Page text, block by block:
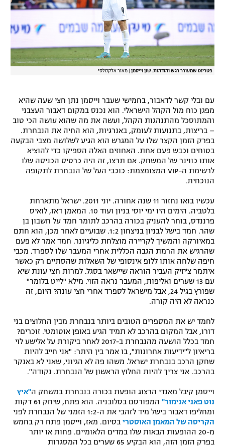
פטריוט שמעורר רגש והזדהות. שון וייסמן מאור אלקסלסי
עם ובלי קשר לדאבור, בחמישי שעבר וייסמן נתן חצי שעה שהיא
מפגן כוח מול הקהל הישראלי. הוא נכנס במקום דאבור העצבני
והמתוסכל מהתנהגות הקהל, ועשה את מה שהוא עושה הכי טוב
– בריצות, בתנועות לעומק, באנרגיות, הוא החיה את הנבחרת.
בפרק הזמן הקצר שלו על המגרש הוא הגיע לשלושה מצבי הבקעה
בטוחים וכבש פעם אחת. האחוזים האלה הספיקו כדי להוציא
אותו כווינר של המשחק. אם תרצו, זה היה כרטיס הכניסה שלו
לרשימת ה-VIP המצומצמת: כוכבי העל של הנבחרת לתקופה
הנוכחית.
עכשיו בואו נחזור 11 שנה אחורה. יוני 2011. ישראל מתארחת
בלטביה. הימים היו ימי יוסי בניון ועוד 10. המאמן דאז, לואיס
פרננדס, בוחר להעניק בכורה בהרכב לתומר חמד על חשבון בן
שהר. חמד בישל לבניון בניצחון 1:2. שבועיים לאחר מכן, הוא חתם
במאיורקה והמשיך לקריירה מוצלחת כליגיונר. חמד אמר לא פעם
שהרגיש את הרמת הגבה הכללית אחרי המעבר שלו לספרד. מכבי
חיפה שלחה אותו ללופ אינסופי של השאלות שהסתיים רק כאשר
איתמר צ'יזיק העביר הוראה שיישאר בסגל. למרות חצי עונת שיא
עם 13 שערים ואליפות, המעבר נראה הזוי. מילא "לייט בלומר"
שפורץ בגיל 24, אבל מישראל לספרד אחרי חצי עונה? היום, זה
כנראה לא היה קורה.
לחמד יש את המספרים הטובים ביותר בנבחרת מבין החלוצים בני
דורו, אבל המקום בהרכב לא תמיד הגיע באופן אוטומטי. זוכרים?
חמד בכלל הושעה מהנבחרת ב-2017 לאחר ביקורת על אלישע לוי
בריאיון ל"ידיעות אחרונות", בו אמר בין היתר: "אני חייב להיות
שחקן הרכב בנבחרת ישראל. משהו פה לא הגיוני, שאני לא באנקר
בהרכב. אני צריך להיות החלוץ הראשון של הנבחרת. נקודה".
וייסמן קיבל מאנדי הרצוג הופעת בכורה בנבחרת במשחק ה"איץ
נוט פאני אנימור"
המפורסם בסלובניה. הוא פתח, שיחק 61 דקות
ומחליפו דאבור בישל מיד לזהבי את ה-1:2 הזמני של הנבחרת לפני
הקריסה של המאמן האוסטרי בסיום. מאז, וייסמן פתח רק בחמש
מ-20 ההופעות הבאות שלו במדים הלאומיים. פחות או יותר
בפרק הזמן הזה, הוא הבקיע 65 שערים בכל המסגרות